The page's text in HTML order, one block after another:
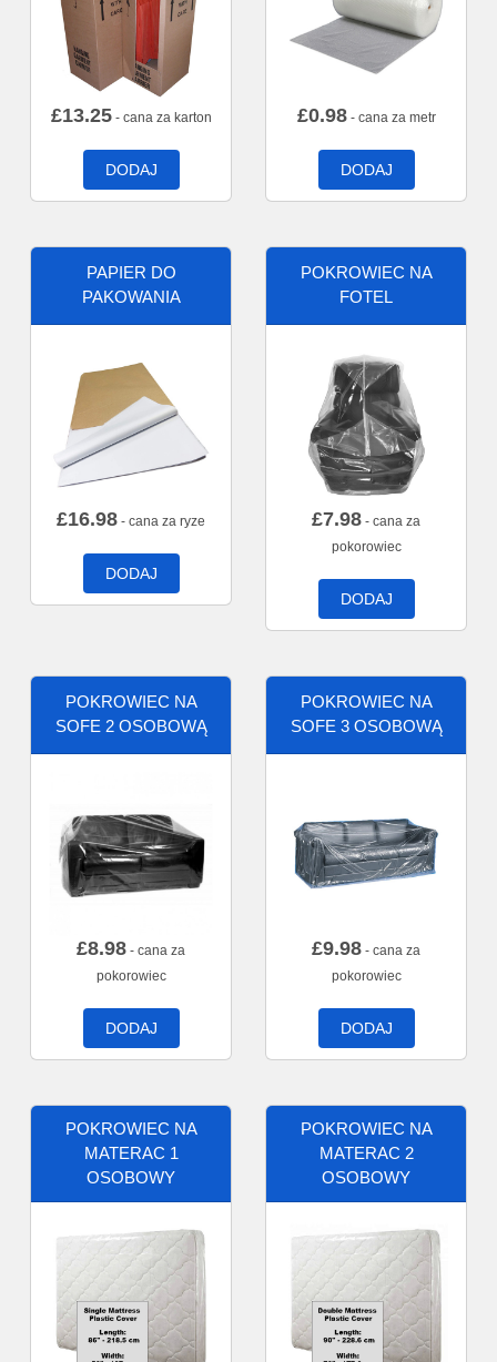
£13.25- cana za karton
DODAJ
£0.98- cana za metr
DODAJ
PAPIER DO
PAKOWANIA
£16.98 - cana za ryze
DODAJ
POKROWIEC NA
FOTEL
£7.98 - cana za
pokorowiec
DODAJ
POKROWIEC NA
SOFE 2 OSOBOWĄ
£8.98 - cana za
pokorowiec
DODAJ
POKROWIEC NA
SOFE 3 OSOBOWĄ
£9.98 - cana za
pokorowiec
DODAJ
POKROWIEC NA
MATERAC 1
OSOBOWY
POKROWIEC NA
MATERAC 2
OSOBOWY